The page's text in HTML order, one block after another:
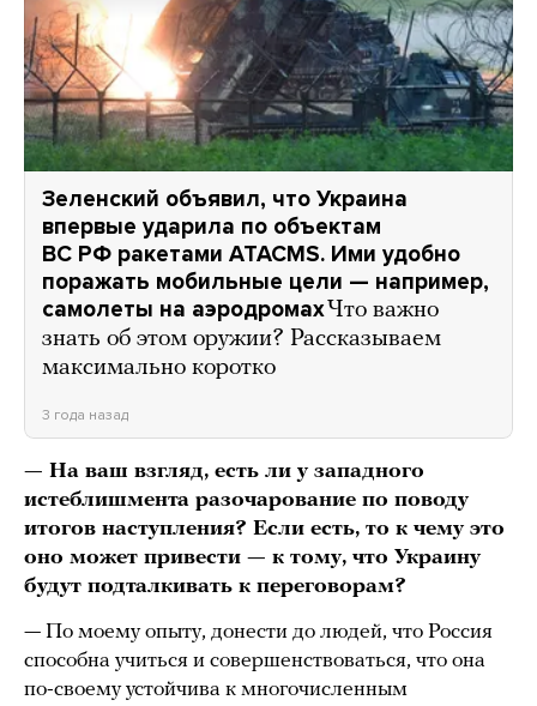
Зеленский объявил, что Украина
впервые ударила по объектам
ВС РФ ракетами ATACMS. Ими удобно
поражать мобильные цели — например,
самолеты на аэродромахЧто важно
знать об этом оружии? Рассказываем
максимально коротко
3 года назад
— На ваш взгляд, есть ли у западного
истеблишмента разочарование по поводу
итогов наступления? Если есть, то к чему это
оно может привести — к тому, что Украину
будут подталкивать к переговорам?
— По моему опыту, донести до людей, что Россия
способна учиться и совершенствоваться, что она
по-своему устойчива к многочисленным